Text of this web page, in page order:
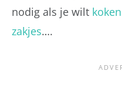
nodig als je wilt
zakjes….